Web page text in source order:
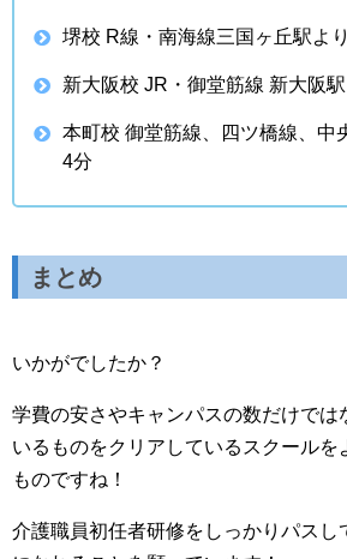
堺校 R線・南海線三国ヶ丘駅よ
新大阪校 JR・御堂筋線 新大阪
本町校 御堂筋線、四ツ橋線、中
4分
まとめ
いかがでしたか？
学費の安さやキャンパスの数だけでは
いるものをクリアしているスクールを
ものですね！
介護職員初任者研修をしっかりパスし